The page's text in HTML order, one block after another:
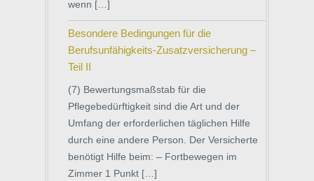
wenn […]
Besondere Bedingungen für die
Berufsunfähigkeits-Zusatzversicherung –
Teil II
(7) Bewertungsmaßstab für die
Pflegebedürftigkeit sind die Art und der
Umfang der erforderlichen täglichen Hilfe
durch eine andere Person. Der Versicherte
benötigt Hilfe beim: – Fortbewegen im
Zimmer 1 Punkt […]